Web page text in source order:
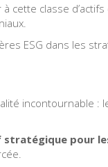
cette classe
ESG dans les
incontournable :
stratégique pour